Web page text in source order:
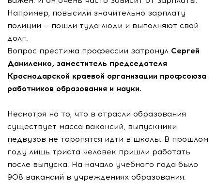
Например, повысили значительно зарплату
полиции — пошли туда люди и выполняют свой
долг.
Вопрос престижа профессии затронул Сергей
Даниленко, заместитель председателя
Краснодарской краевой организации профсоюза
работников образования и науки.
Несмотря на то, что в отрасли образования
существует масса вакансий, выпускники
педвузов не торопятся идти в школы. В прошлом
году лишь триста человек пришли работать
после выпуска. На начало учебного года было
908 вакансий в учреждениях образования.